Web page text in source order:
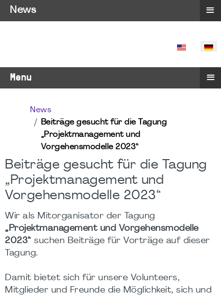
SPRACHE
Menu ≡
News
Beiträge gesucht für die Tagung
„Projektmanagement und
Vorgehensmodelle 2023“
Beiträge gesucht für die Tagung
„Projektmanagement und
Vorgehensmodelle 2023“
Wir als Mitorganisator der Tagung
„Projektmanagement und Vorgehensmodelle
2023“ suchen Beiträge für Vorträge auf dieser
Tagung.
Damit bietet sich für unsere Volunteers,
Mitglieder und Freunde die Möglichkeit, sich und
News ≡